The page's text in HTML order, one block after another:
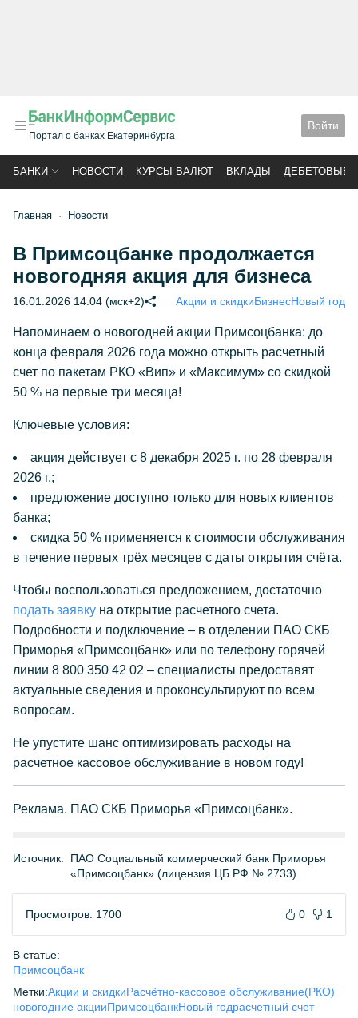
Портал о банках Екатеринбурга
Войти
БАНКИ НОВОСТИ КУРСЫ ВАЛЮТ ВКЛАДЫ ДЕБЕТОВЫЕ
Главная Новости
В Примсоцбанке продолжается
новогодняя акция для бизнеса
16.01.2026 14:04 (мск+2) Акции и скидкиБизнесНовый год
Напоминаем о новогодней акции Примсоцбанка: до
конца февраля 2026 года можно открыть расчетный
счет по пакетам РКО «Вип» и «Максимум» со скидкой
50 % на первые три месяца!
Ключевые условия:
акция действует с 8 декабря 2025 г. по 28 февраля
2026 г.;
предложение доступно только для новых клиентов
банка;
скидка 50 % применяется к стоимости обслуживания
в течение первых трёх месяцев с даты открытия счёта.
Чтобы воспользоваться предложением, достаточно
подать заявку на открытие расчетного счета.
Подробности и подключение – в отделении ПАО СКБ
Приморья «Примсоцбанк» или по телефону горячей
линии 8 800 350 42 02 – специалисты предоставят
актуальные сведения и проконсультируют по всем
вопросам.
Не упустите шанс оптимизировать расходы на
расчетное кассовое обслуживание в новом году!
Реклама. ПАО СКБ Приморья «Примсоцбанк».
Источник:
ПАО Социальный коммерческий банк Приморья
«Примсоцбанк» (лицензия ЦБ РФ № 2733)
Просмотров: 1700 0 1
В статье:
Примсоцбанк
Метки:Акции и скидкиРасчётно-кассовое обслуживание(РКО)
новогодние акцииПримсоцбанкНовый годрасчетный счет